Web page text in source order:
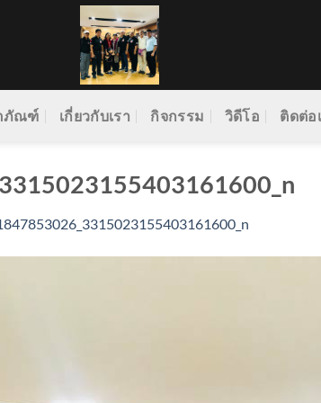
ภัณฑ์ เกี่ยวกับเรา กิจกรรม วิดีโอ ติดต่อ